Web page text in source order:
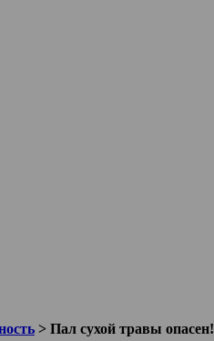
> Пал сухой травы опасен!